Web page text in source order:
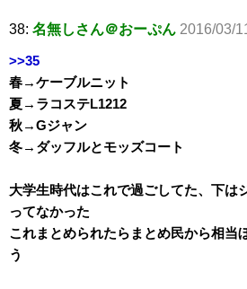
38: 名無しさん＠おーぷん 2016/03/
>>35
春→ケーブルニット
夏→ラコステL1212
秋→Gジャン
冬→ダッフルとモッズコート
大学生時代はこれで過ごしてた、下は
ってなかった
これまとめられたらまとめ民から相当
う